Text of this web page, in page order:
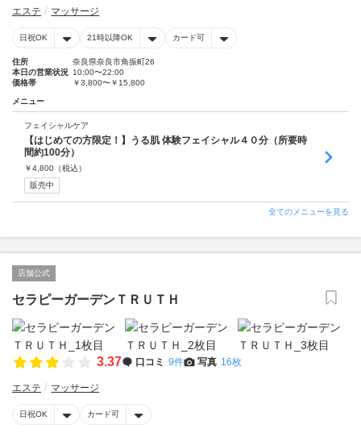
エステ マッサージ
日祝OK 21時以降OK カード可
住所
奈良県奈良市角振町26
本日の営業状況 10:00〜22:00
価格帯
￥3,800〜￥15,800
メニュー
フェイシャルケア
【はじめての方限定！】うる肌 体験フェイシャル４０分（所要時
間約100分）
￥4,800 （税込）
販売中
全てのメニューを見る
店舗公式
セラピーガーデンＴＲＵＴＨ
3.37 口コミ 9件 写真 16枚
エステ マッサージ
日祝OK カード可